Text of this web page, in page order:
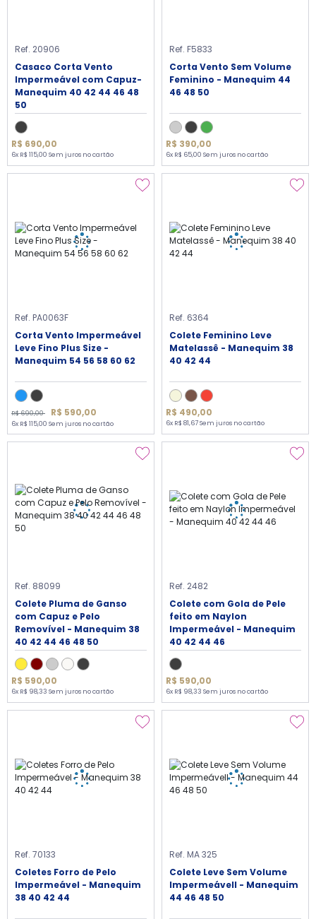
Ref. 20906
Casaco Corta Vento
Impermeável com Capuz-
Manequim 40 42 44 46 48
50
R$ 690,00
6x R$ 115,00 Sem juros no cartão
Ref. F5833
Corta Vento Sem Volume
Feminino - Manequim 44
46 48 50
R$ 390,00
6x R$ 65,00 Sem juros no cartão
Ref. PA0063F
Corta Vento Impermeável
Leve Fino Plus Size -
Manequim 54 56 58 60 62
R$ 690,00 R$ 590,00
6x R$ 115,00 Sem juros no cartão
Ref. 6364
Colete Feminino Leve
Matelassê - Manequim 38
40 42 44
R$ 490,00
6x R$ 81,67 Sem juros no cartão
Ref. 88099
Colete Pluma de Ganso
com Capuz e Pelo
Removível - Manequim 38
40 42 44 46 48 50
R$ 590,00
6x R$ 98,33 Sem juros no cartão
Ref. 2482
Colete com Gola de Pele
feito em Naylon
Impermeável - Manequim
40 42 44 46
R$ 590,00
6x R$ 98,33 Sem juros no cartão
Ref. 70133
Coletes Forro de Pelo
Impermeável - Manequim
38 40 42 44
Ref. MA 325
Colete Leve Sem Volume
Impermeávell - Manequim
44 46 48 50